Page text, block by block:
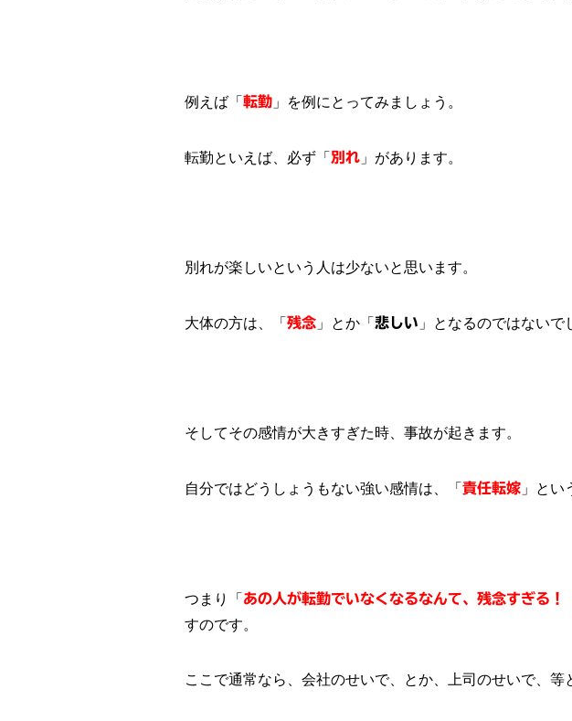
例えば「 転勤 」を例にとってみましょう。
転勤といえば、必ず「 別れ 」があります。
別れが楽しいという人は少ないと思います。
大体の方は、「 残念 」とか「 悲しい 」となるのではないで
そしてその感情が大きすぎた時、事故が起きます。
自分ではどうしょうもない強い感情は、「 責任転嫁 」とい
つまり「 あの人が転勤でいなくなるなんて、残念すぎる
すのです。
ここで通常なら、会社のせいで、とか、上司のせいで、等